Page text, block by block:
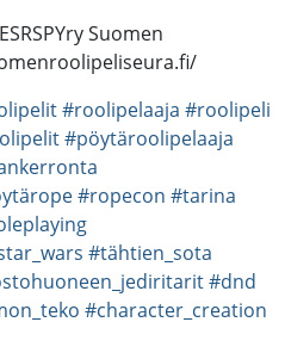
Suomen
#roolipelaaja #roolipeli
#pöytäroolipelaaja
#ropecon #tarina
#tähtien_sota
#dnd
#character_creation